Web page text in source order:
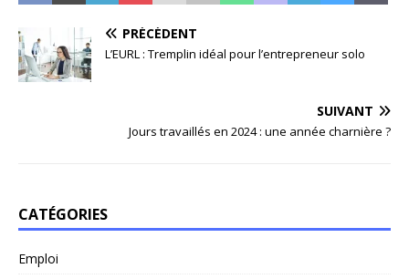
PRÉCÉDENT
L’EURL : Tremplin idéal pour l’entrepreneur solo
SUIVANT
Jours travaillés en 2024 : une année charnière ?
CATÉGORIES
Emploi